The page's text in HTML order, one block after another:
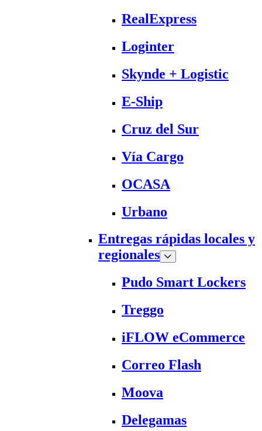
RealExpress
Loginter
Skynde + Logistic
E-Ship
Cruz del Sur
Vía Cargo
OCASA
Urbano
Entregas rápidas locales y
regionales
Pudo Smart Lockers
Treggo
iFLOW eCommerce
Correo Flash
Moova
Delegamas